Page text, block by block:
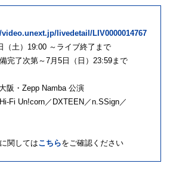
livedetail/LIV0000014767
（土）19:00 ～ライブ終了まで
完了次第～7月5日（日）23:59まで
阪・Zepp Namba 公演
Fi Un!corn／DXTEEN／n.SSign／
関してはこちらをご確認ください